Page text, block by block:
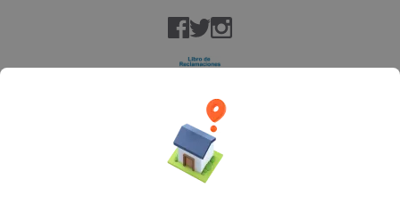
Facebook
TwitterInstagram
Rappi Inc. All rights reserved.